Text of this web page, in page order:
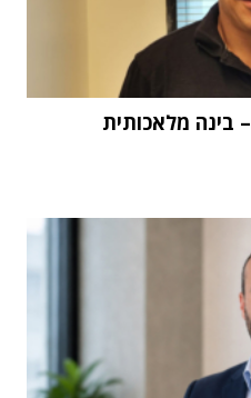
"העתיד הוא Physical AI – בינה מלאכותית